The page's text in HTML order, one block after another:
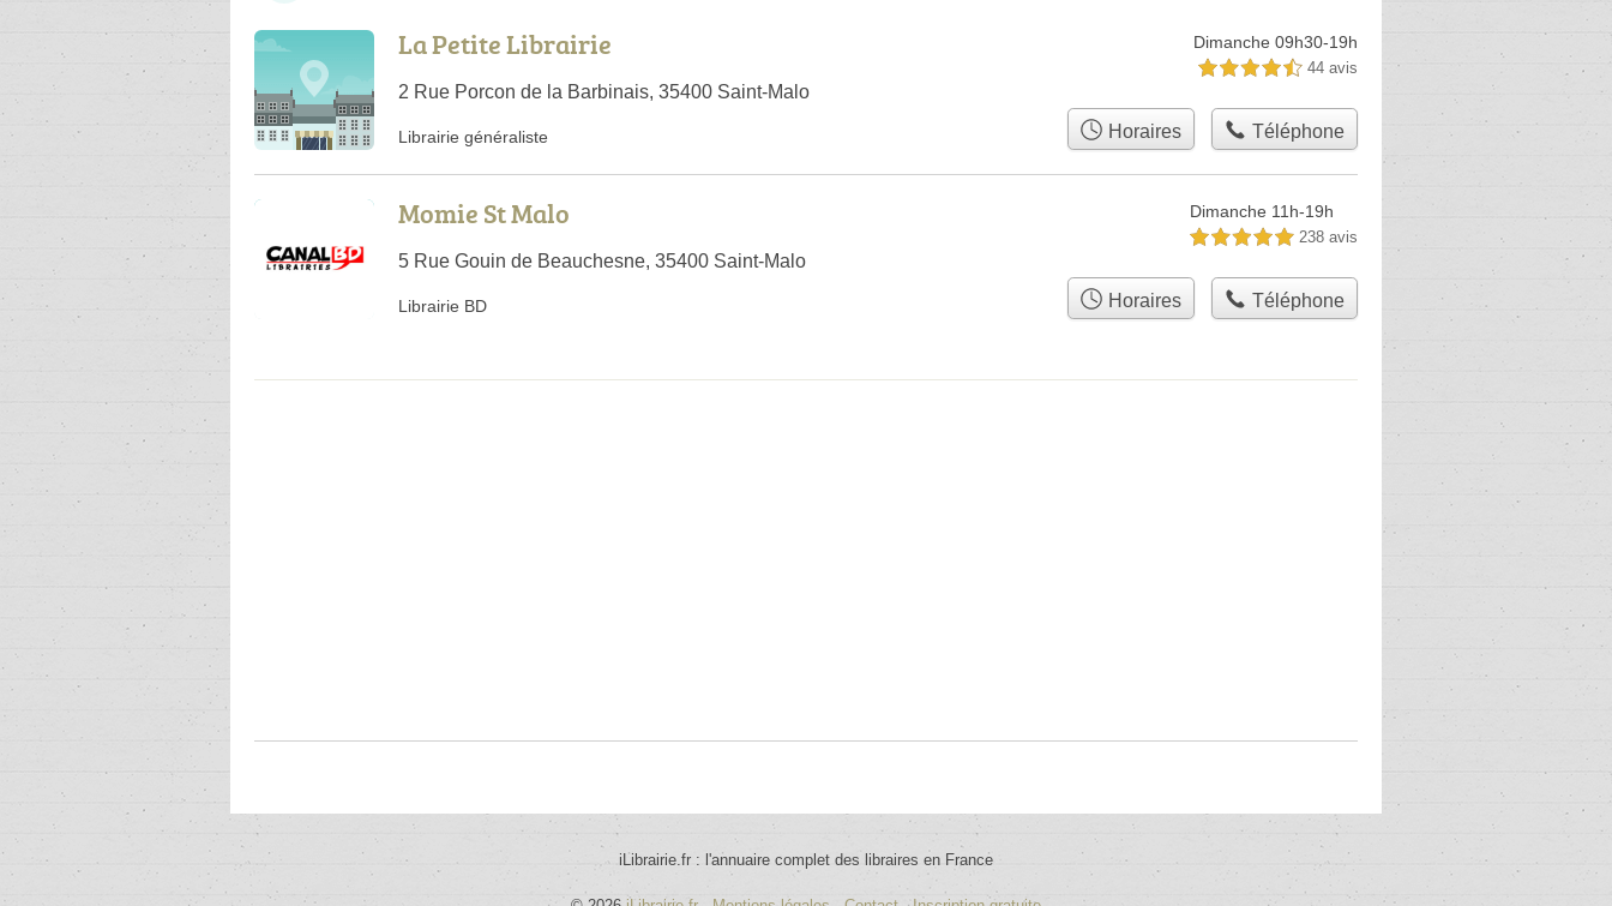
La Petite Librairie
2 Rue Porcon de la Barbinais, 35400 Saint-Malo
Dimanche 09h30-19h
4,5 étoiles sur 5 44 avis
Librairie généraliste Horaires Téléphone
Momie St Malo
5 Rue Gouin de Beauchesne, 35400 Saint-Malo
Dimanche 11h-19h
5,0 étoiles sur 5 238 avis
Librairie BD Horaires Téléphone
iLibrairie.fr : l'annuaire complet des libraires en France